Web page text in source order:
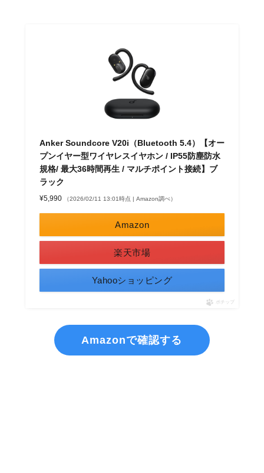
Anker Soundcore V20i（Bluetooth 5.4）【オー
プンイヤー型ワイヤレスイヤホン / IP55防塵防水
規格/ 最大36時間再生 / マルチポイント接続】ブ
ラック
¥5,990 （2026/02/11 13:01時点 | Amazon調べ）
Amazon
楽天市場
Yahooショッピング
ポチップ
Amazonで確認する